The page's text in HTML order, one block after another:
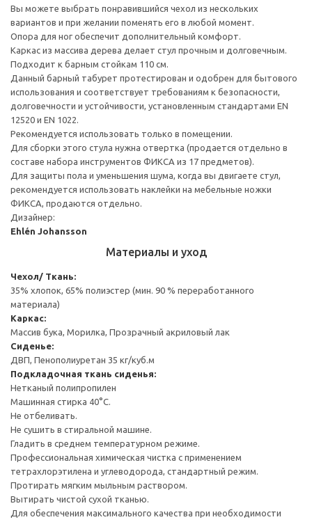
Вы можете выбрать понравившийся чехол из нескольких
вариантов и при желании поменять его в любой момент.
Опора для ног обеспечит дополнительный комфорт.
Каркас из массива дерева делает стул прочным и долговечным.
Подходит к барным стойкам 110 см.
Данный барный табурет протестирован и одобрен для бытового
использования и соответствует требованиям к безопасности,
долговечности и устойчивости, установленным стандартами EN
12520 и EN 1022.
Рекомендуется использовать только в помещении.
Для сборки этого стула нужна отвертка (продается отдельно в
составе набора инструментов ФИКСА из 17 предметов).
Для защиты пола и уменьшения шума, когда вы двигаете стул,
рекомендуется использовать наклейки на мебельные ножки
ФИКСА, продаются отдельно.
Дизайнер:
Ehlén Johansson
Материалы и уход
Чехол/ Ткань:
35% хлопок, 65% полиэстер (мин. 90 % переработанного
материала)
Каркас:
Массив бука, Морилка, Прозрачный акриловый лак
Сиденье:
ДВП, Пенополиуретан 35 кг/куб.м
Подкладочная ткань сиденья:
Нетканый полипропилен
Машинная стирка 40°С.
Не отбеливать.
Не сушить в стиральной машине.
Гладить в среднем температурном режиме.
Профессиональная химическая чистка с применением
тетрахлорэтилена и углеводорода, стандартный режим.
Протирать мягким мыльным раствором.
Вытирать чистой сухой тканью.
Для обеспечения максимального качества при необходимости